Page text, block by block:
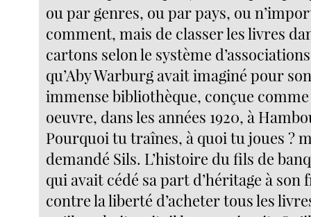
ou par genres, ou par pays, ou
comment, mais de classer les livres
cartons selon le système d’associations
qu’Aby Warburg avait imaginé pour
immense bibliothèque, conçue
oeuvre, dans les années 1920, à
Pourquoi tu traînes, à quoi tu joues ?
demandé Sils. L’histoire du fils de
qui avait cédé sa part d’héritage à son
contre la liberté d’acheter tous les